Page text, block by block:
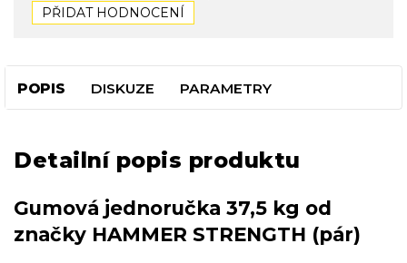
PŘIDAT HODNOCENÍ
POPIS DISKUZE PARAMETRY
Detailní popis produktu
Gumová jednoručka 37,5 kg od
značky HAMMER STRENGTH (pár)